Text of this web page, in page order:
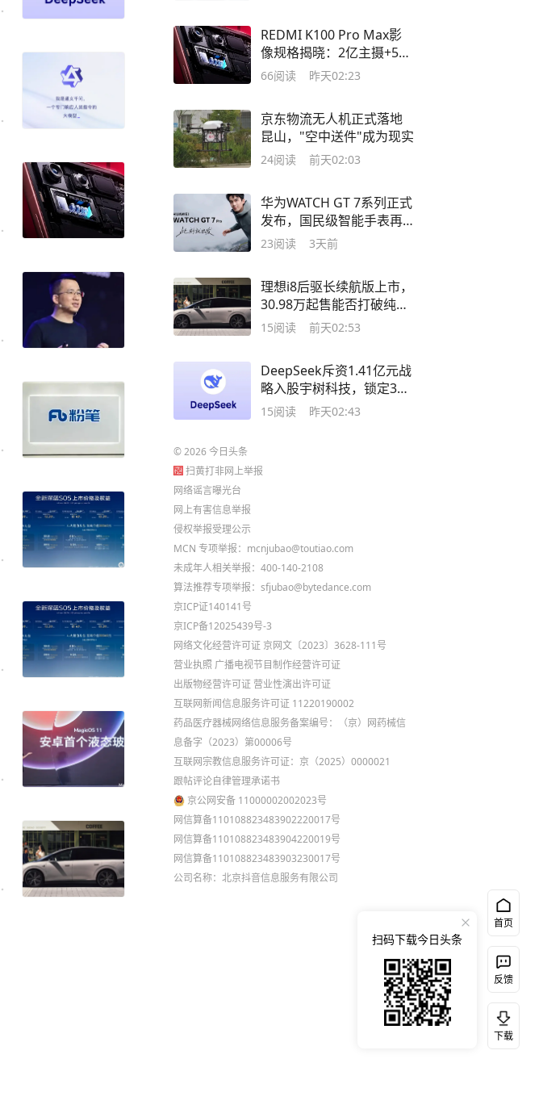
REDMI K100 Pro Max影
像规格揭晓：2亿主摄+5X
潜望长焦，这次影像要"拉
66阅读 昨天02:23
京东物流无人机正式落地
昆山，"空中送件"成为现实
24阅读 前天02:03
华为WATCH GT 7系列正式
发布，国民级智能手表再
进化
23阅读 3天前
理想i8后驱长续航版上市，
30.98万起售能否打破纯电
六座SUV市场僵局？
15阅读 前天02:53
DeepSeek斥资1.41亿元战
略入股宇树科技，锁定36
个月——大模型与具身智
15阅读 昨天02:43
©2026今日头条
扫黄打非网上举报
网络谣言曝光台
网上有害信息举报
侵权举报受理公示
MCN 专项举报：mcnjubao@toutiao.com
未成年人相关举报：400-140-2108
算法推荐专项举报：sfjubao@bytedance.com
京ICP证140141号
京ICP备12025439号-3
网络文化经营许可证 京网文〔2023〕3628-111号
营业执照 广播电视节目制作经营许可证
出版物经营许可证 营业性演出许可证
互联网新闻信息服务许可证 11220190002
药品医疗器械网络信息服务备案编号：（京）网药械信
息备字（2023）第00006号
互联网宗教信息服务许可证：京（2025）0000021
跟帖评论自律管理承诺书
京公网安备 11000002002023号
网信算备110108823483902220017号
网信算备110108823483904220019号
网信算备110108823483903230017号
公司名称：北京抖音信息服务有限公司
首页
反馈
下载
扫码下载今日头条